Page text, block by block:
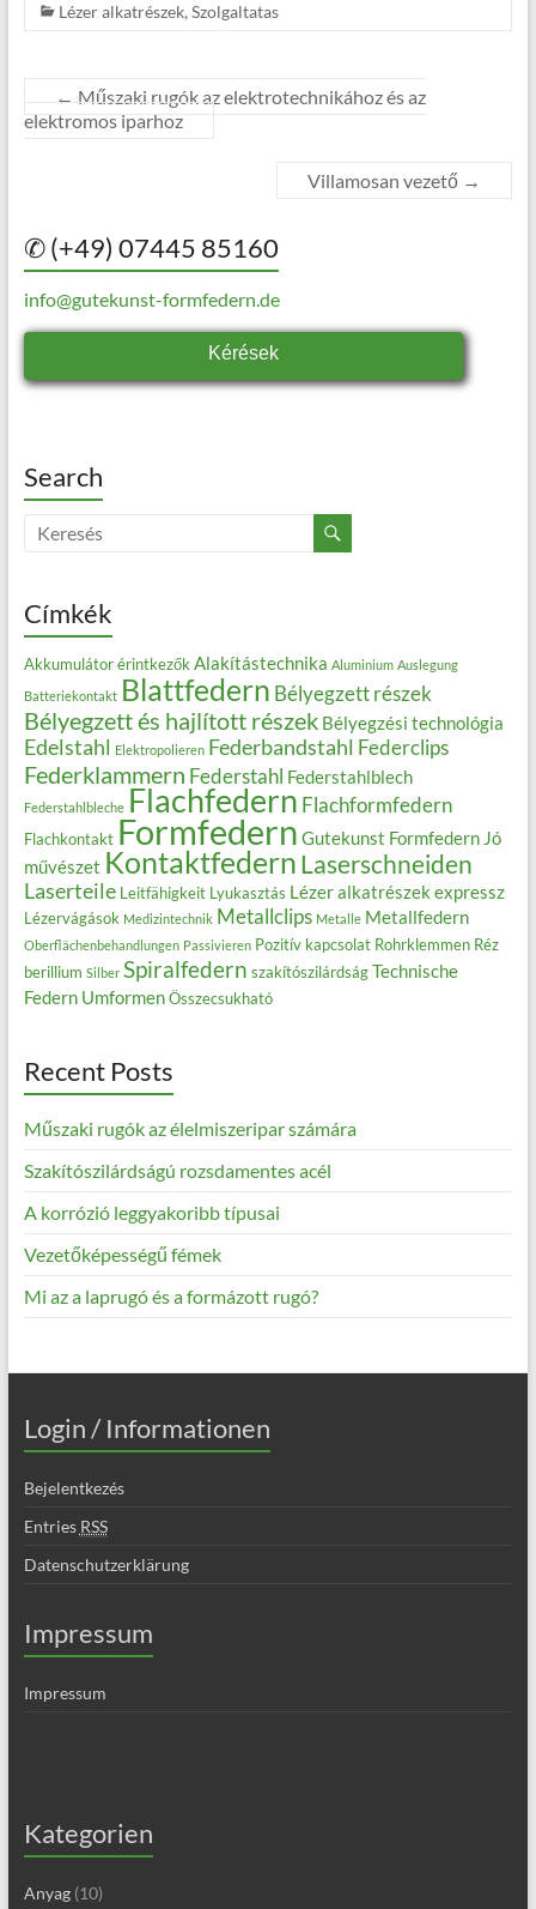
Lézer alkatrészek, Szolgaltatas
← Műszaki rugók az elektrotechnikához és az
elektromos iparhoz
Villamosan vezető →
✆ (+49) 07445 85160
info@gutekunst-formfedern.de
Kérések
Search
Címkék
Akkumulátor érintkezők Alakítástechnika Aluminium Auslegung
Batteriekontakt Blattfedern Bélyegzett részek
Bélyegzett és hajlított részek Bélyegzési technológia
Edelstahl Elektropolieren Federbandstahl Federclips
Federklammern Federstahl Federstahlblech
Federstahlbleche Flachfedern Flachformfedern
Flachkontakt Formfedern Gutekunst Formfedern Jó
művészet KontaktfedernLaserschneiden
Laserteile Leitfähigkeit Lyukasztás Lézer alkatrészek expressz
Lézervágások Medizintechnik Metallclips Metalle Metallfedern
Oberflächenbehandlungen Passivieren Pozitív kapcsolat Rohrklemmen Réz
berillium Silber Spiralfedern szakítószilárdság Technische
Federn Umformen Összecsukható
Recent Posts
Műszaki rugók az élelmiszeripar számára
Szakítószilárdságú rozsdamentes acél
A korrózió leggyakoribb típusai
Vezetőképességű fémek
Mi az a laprugó és a formázott rugó?
Login / Informationen
Bejelentkezés
Entries RSS
Datenschutzerklärung
Impressum
Impressum
Kategorien
Anyag(10)